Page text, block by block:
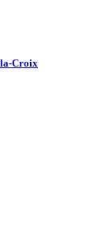
la-Croix